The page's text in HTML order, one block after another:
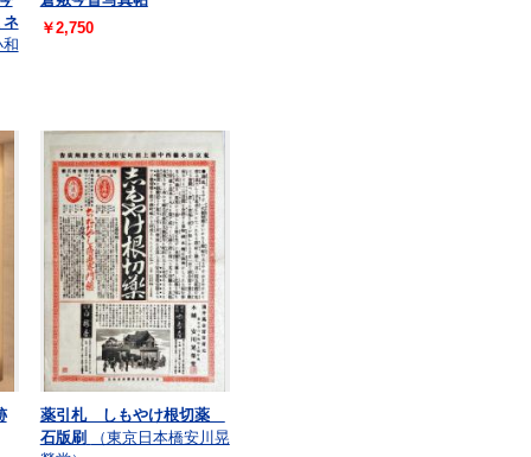
ネ
和
￥2,750
薬引札 しもやけ根切薬
石版刷
（東京日本橋安川晃